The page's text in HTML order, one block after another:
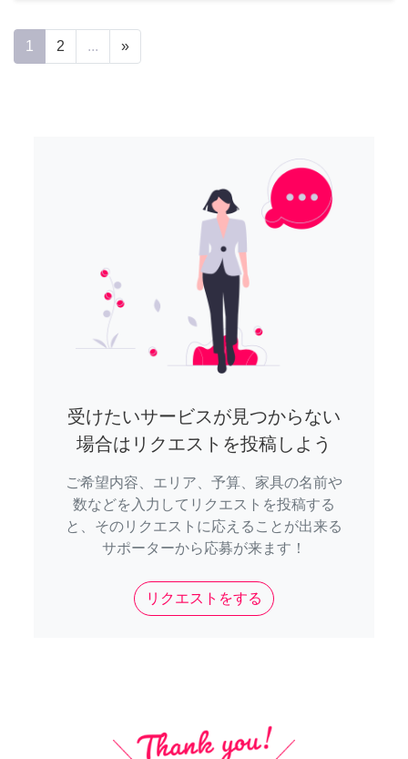
1 2 ... »
受けたいサービスが見つからない
場合はリクエストを投稿しよう
ご希望内容、エリア、予算、家具の名前や
数などを入力してリクエストを投稿する
と、そのリクエストに応えることが出来る
サポーターから応募が来ます！
リクエストをする